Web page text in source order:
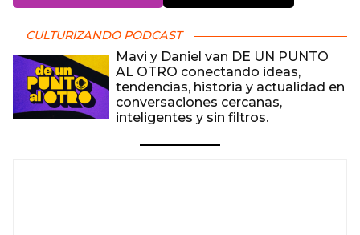
CULTURIZANDO PODCAST
Mavi y Daniel van DE UN PUNTO
AL OTRO conectando ideas,
tendencias, historia y actualidad en
conversaciones cercanas,
inteligentes y sin filtros.